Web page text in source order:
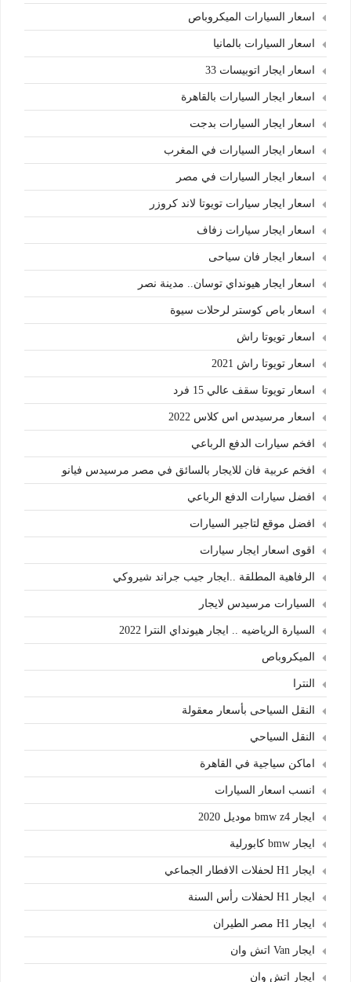
اسعار السيارات الميكروباص
اسعار السيارات بالمانيا
اسعار ايجار اتوبيسات 33
اسعار ايجار السيارات بالقاهرة
اسعار ايجار السيارات بدجت
اسعار ايجار السيارات في المغرب
اسعار ايجار السيارات في مصر
اسعار ايجار سيارات تويوتا لاند كروزر
اسعار ايجار سيارات زفاف
اسعار ايجار فان سياحى
اسعار ايجار هيونداي توسان.. مدينة نصر
اسعار باص كوستر لرحلات سيوة
اسعار تويوتا راش
اسعار تويوتا راش 2021
اسعار تويوتا سقف عالي 15 فرد
اسعار مرسيدس اس كلاس 2022
افخم سيارات الدفع الرباعي
افخم عربية فان للايجار بالسائق في مصر مرسيدس فيانو
افضل سيارات الدفع الرباعي
افضل موقع لتاجير السيارات
اقوى اسعار ايجار سيارات
الرفاهية المطلقة ..ايجار جيب جراند شيروكي
السيارات مرسيدس لايجار
السيارة الرياضيه .. ايجار هيونداي النترا 2022
الميكروباص
النترا
النقل السياحى بأسعار معقولة
النقل السياحي
اماكن سياجية في القاهرة
انسب اسعار السيارات
ايجار bmw z4 موديل 2020
ايجار bmw كابورلية
ايجار H1 لحفلات الافطار الجماعي
ايجار H1 لحفلات رأس السنة
ايجار H1 مصر الطيران
ايجار Van اتش وان
ايجار اتش وان